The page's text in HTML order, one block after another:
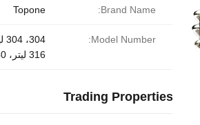
Brand Name:
Topone
Model Number:
316 لیتر، 430
Trading Properties